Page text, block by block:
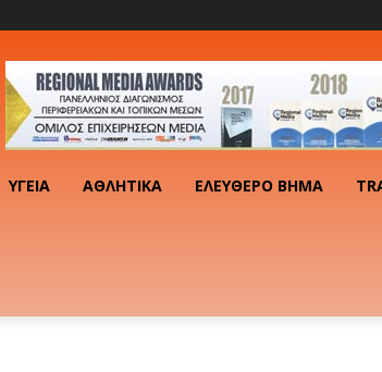
ΥΓΕΊΑ ΑΘΛΗΤΙΚΆ ΕΛΕΎΘΕΡΟ ΒΉΜΑ